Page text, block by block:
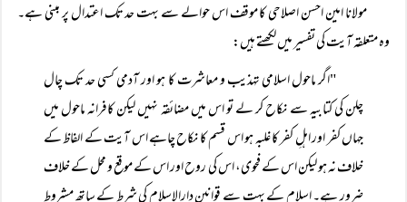
مولانا امین احسن اصلاحی کا موقف اس حوالے سے بہت حد تک اعتدال پر مبنی ہے۔
وہ متعلقہ آیت کی تفسیر میں لکھتے ہیں:
"اگر ماحول اسلامی تہذیب و معاشرت کا ہو اور آدمی کسی حد تک چال
چلن کی کتابیہ سے نکاح کر لے تو اس میں مضائقہ نہیں لیکن کافرانہ ماحول میں
جہاں کفر اور اہلِ کفر کا غلبہ ہو اس قسم کا نکاح چاہے اس آیت کے الفاظ کے
خلاف نہ ہو لیکن اس کے فحوی، اس کی روح اور اس کے موقع و محل کے خلاف